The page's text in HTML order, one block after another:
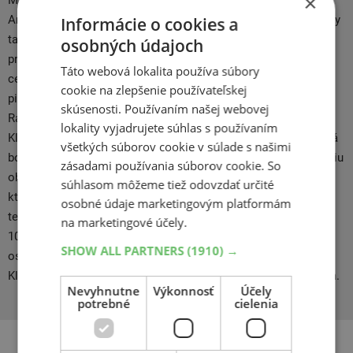
Anapurny. Dnes patrí Kleber pod koncern Michelin a ich výrobky
tak čerpajú pri vývoji z technologického zázemia
pneumatikárskeho gigantu pri zachovaní skvelého pomeru
cena/výkon. 1981 znamenal úspech pre Michel Mouton,
pilotujúci beštiálny špeciál rally skupiny B Audi S1 ​​v San Remo
Rally a obúvajúce pneumatiky Kleber. V roku 1951 zaznamenal
Kleber svetový úspech s prvou bezdušovou pneumatikou, ktorá
bola predstavená na Motor Show a odolonosť proti prepichnutiu
ohromila aj vtedajšieho prezidenta Francúzska René Cotyho,
ktorý sa výstavy zúčastnil. Kleber dodnes vedie v oblasti tejto
technológie a vývoja. Francúzske pneumatiky Kleber už vyše
100 rokov vyrábajú kvalitné, trvanlivé a odolné obutie pre
osobné, nákladné aj traktorové vozidlá. V roku 1947 prišiel
Kleber so zimnou pneumatikou so znakom ľadového medveďa.
Informácie o cookies a
osobných údajoch
Táto webová lokalita používa súbory
cookie na zlepšenie používateľskej
skúsenosti. Používaním našej webovej
lokality vyjadrujete súhlas s používaním
všetkých súborov cookie v súlade s našimi
zásadami používania súborov cookie. So
súhlasom môžeme tiež odovzdať určité
osobné údaje marketingovým platformám
na marketingové účely.
SHOW ALL PARTNERS(1910) →
Nevyhnutne
potrebné
Výkonnosť
Účely
cielenia